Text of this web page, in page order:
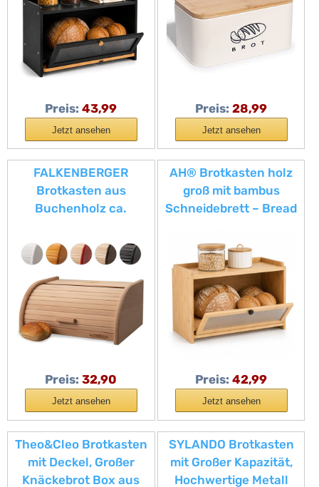
Preis: 43,99
Jetzt ansehen
Brotkasten aus Metall,
Brot Lange
Aufbewahren und
Frisch Halten 30cm *
Preis: 28,99
Jetzt ansehen
FALKENBERGER
Brotkasten aus
Buchenholz ca.
Rollbrotkasten
traditionell Brotbox mit
Roll-Deckel Handmade
Preis: 32,90
Jetzt ansehen
AH® Brotkasten holz
groß mit bambus
Schneidebrett – Bread
Preis: 42,99
Jetzt ansehen
Theo&Cleo Brotkasten
mit Deckel, Großer
Knäckebrot Box aus
SYLANDO Brotkasten
mit Großer Kapazität,
Hochwertige Metall